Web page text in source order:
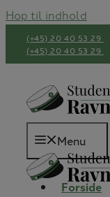
Hop til indhold
(+45) 20 40 53 29
(+45) 20 40 53 29
Menu
Forside